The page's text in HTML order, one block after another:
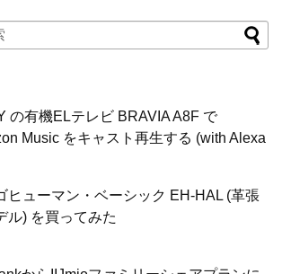
の有機ELテレビ BRAVIA A8F で
Music をキャスト再生する (with Alexa
ヒューマン・ベーシック EH-HAL (革張
ル) を買ってみた